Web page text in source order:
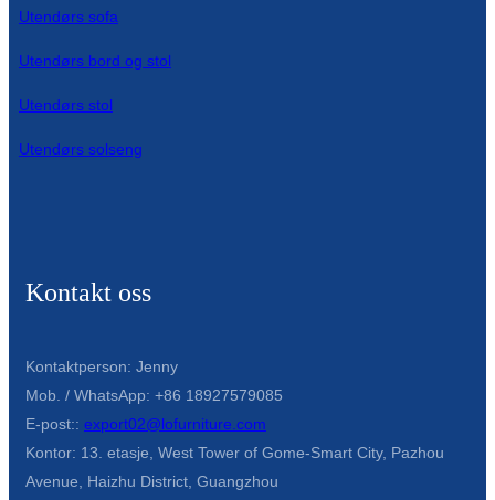
Utendørs sofa
Utendørs bord og stol
Utendørs stol
Utendørs solseng
Kontakt oss
Kontaktperson: Jenny
Mob. / WhatsApp: +86 18927579085
E-post:: export02@lofurniture.com
Kontor: 13. etasje, West Tower of Gome-Smart City, Pazhou
Avenue, Haizhu District, Guangzhou